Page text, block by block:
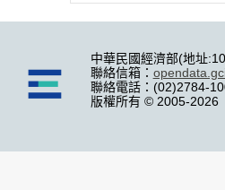
中華民國經濟部(地址
聯絡信箱：
聯絡電話：(02)2784-
版權所有 © 2005-2026